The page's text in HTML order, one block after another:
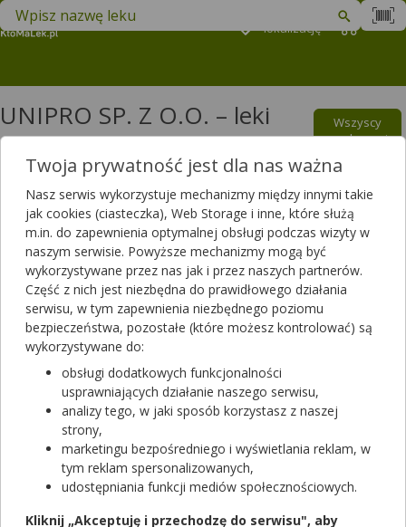
lokalizację
Znajdź lek w swojej okolicy
UNIPRO SP. Z O.O. – leki
oraz suplementy diety
Wszyscy
producenci
Filtrowanie
Filtrowanie
Wyniki wyszukiwania(354)
Wyczyść filtry
Acetylocysteina ActivLab Pharma
suplement diety
Acetylocysteina ActivLab Pharma
20 tabl.
Twoja prywatność jest dla nas ważna
Nasz serwis wykorzystuje mechanizmy między innymi takie
jak cookies (ciasteczka), Web Storage i inne, które służą
m.in. do zapewnienia optymalnej obsługi podczas wizyty w
naszym serwisie. Powyższe mechanizmy mogą być
wykorzystywane przez nas jak i przez naszych partnerów.
Część z nich jest niezbędna do prawidłowego działania
serwisu, w tym zapewnienia niezbędnego poziomu
bezpieczeństwa, pozostałe (które możesz kontrolować) są
wykorzystywane do:
obsługi dodatkowych funkcjonalności
usprawniających działanie naszego serwisu,
analizy tego, w jaki sposób korzystasz z naszej
strony,
marketingu bezpośredniego i wyświetlania reklam, w
tym reklam spersonalizowanych,
udostępniania funkcji mediów społecznościowych.
Kliknij „Akceptuję i przechodzę do serwisu", aby